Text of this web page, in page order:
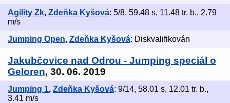
Agility Zk, Zdeňka Kyšová: 5/8, 59.48 s, 11.48 tr. b., 2.79
m/s
Jumping Open, Zdeňka Kyšová: Diskvalifikován
Jakubčovice nad Odrou - Jumping speciál o
Geloren, 30. 06. 2019
Jumping 1, Zdeňka Kyšová: 9/14, 58.01 s, 12.01 tr. b.,
3.41 m/s